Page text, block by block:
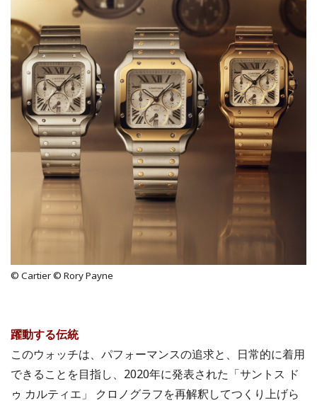
© Cartier © Rory Payne
躍動する伝統
このウォッチは、パフォーマンスの追求と、日常的に着用
できることを目指し、2020年に発表された「サントス ド
ゥ カルティエ」 クロノグラフを再解釈してつくり上げら